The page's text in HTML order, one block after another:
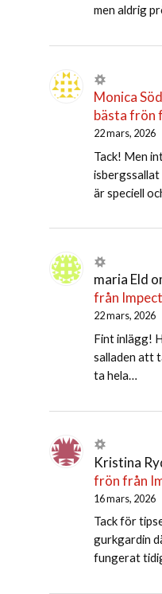
men aldrig
Monica
bästa frön
22 mars, 2026
Tack! Men
isbergssallat
är speciell
maria Eld
från
22 mars, 2026
Fint inlägg!
salladen att
ta hela…
Kristina
frön från
16 mars, 2026
Tack för
gurkgardin
fungerat